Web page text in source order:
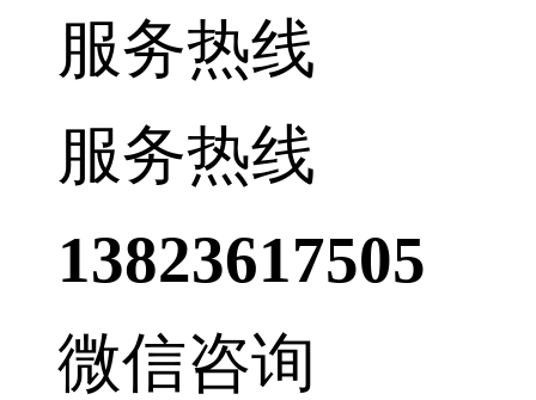
服务热线
服务热线
13823617505
微信咨询